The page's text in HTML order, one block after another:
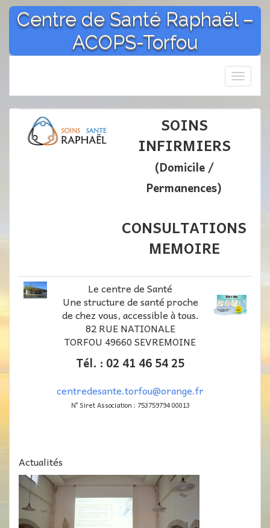
Aller
contenu
Centre de Santé Raphaël –
ACOPS-Torfou
la
SOINS
INFIRMIERS
(Domicile /
Permanences)
CONSULTATIONS
MEMOIRE
Le centre de Santé
Une structure de santé proche
de chez vous, accessible à tous.
82 RUE NATIONALE
TORFOU 49660 SEVREMOINE
Tél. : 02 41 46 54 25
centredesante.torfou@orange.fr
N° Siret Association : 753759794 00013
Actualités